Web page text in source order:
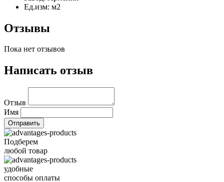
Ед.изм: м2
Отзывы
Пока нет отзывов
Написать отзыв
Отзыв
Имя
Подберем
любой товар
удобные
способы оплаты